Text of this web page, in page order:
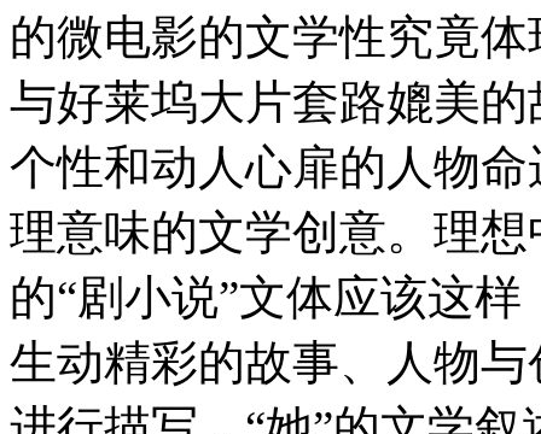
的微电影的文学性究竟
与好莱坞大片套路媲美
个性和动人心扉的人物
理意味的文学创意。理
的“剧小说”文体应该这
生动精彩的故事、人物